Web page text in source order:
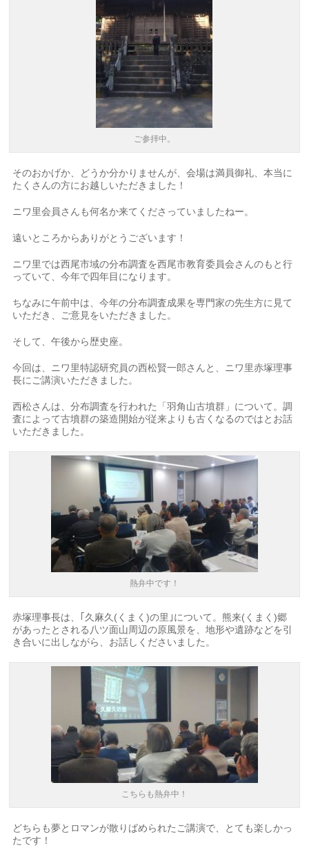
ご参拝中。
そのおかげか、どうか分かりませんが、会場は満員御礼、本当に
たくさんの方にお越しいただきました！
ニワ里会員さんも何名か来てくださっていましたねー。
遠いところからありがとうございます！
ニワ里では西尾市域の分布調査を西尾市教育委員会さんのもと行
っていて、今年で四年目になります。
ちなみに午前中は、今年の分布調査成果を専門家の先生方に見て
いただき、ご意見をいただきました。
そして、午後から歴史座。
今回は、ニワ里特認研究員の西松賢一郎さんと、ニワ里赤塚理事
長にご講演いただきました。
西松さんは、分布調査を行われた「羽角山古墳群」について。調
査によって古墳群の築造開始が従来よりも古くなるのではとお話
いただきました。
熱弁中です！
赤塚理事長は、｢久麻久(くまく)の里｣について。熊来(くまく)郷
があったとされる八ツ面山周辺の原風景を、地形や遺跡などを引
き合いに出しながら、お話しくださいました。
こちらも熱弁中！
どちらも夢とロマンが散りばめられたご講演で、とても楽しかっ
たです！